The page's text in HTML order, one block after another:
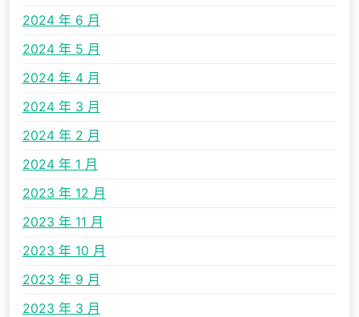
2024 年 6 月
2024 年 5 月
2024 年 4 月
2024 年 3 月
2024 年 2 月
2024 年 1 月
2023 年 12 月
2023 年 11 月
2023 年 10 月
2023 年 9 月
2023 年 3 月